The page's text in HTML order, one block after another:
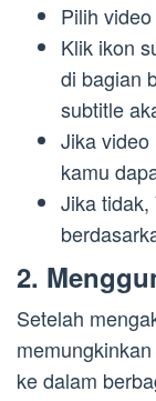
Pilih
Klik ikon
di bagian
subtitle
Jika video
kamu
Jika tidak,
2.
Setelah
ke dalam